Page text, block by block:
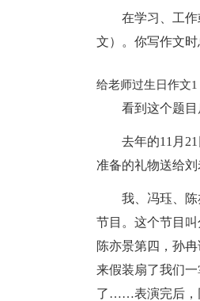
在学习、工
文）。你写作文
给老师过生日作文1
看到这个题
去年的11月
准备的礼物送给
我、冯珏、
节目。这个节目
陈亦景第四，孙
来假装扇了我们
了……表演完后，